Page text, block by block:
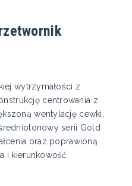
wytrzymałości z
centrowania z
wentylację cewki,
serii Gold
oraz poprawioną
i kierunkowość.